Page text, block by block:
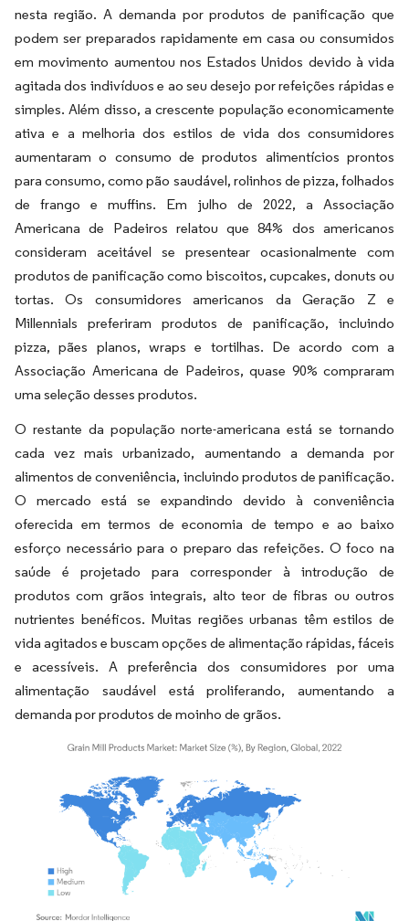
nesta região. A demanda por produtos de panificação que
podem ser preparados rapidamente em casa ou consumidos
em movimento aumentou nos Estados Unidos devido à vida
agitada dos indivíduos e ao seu desejo por refeições rápidas e
simples. Além disso, a crescente população economicamente
ativa e a melhoria dos estilos de vida dos consumidores
aumentaram o consumo de produtos alimentícios prontos
para consumo, como pão saudável, rolinhos de pizza, folhados
de frango e muffins. Em julho de 2022, a Associação
Americana de Padeiros relatou que 84% dos americanos
consideram aceitável se presentear ocasionalmente com
produtos de panificação como biscoitos, cupcakes, donuts ou
tortas. Os consumidores americanos da Geração Z e
Millennials preferiram produtos de panificação, incluindo
pizza, pães planos, wraps e tortilhas. De acordo com a
Associação Americana de Padeiros, quase 90% compraram
uma seleção desses produtos.
O restante da população norte-americana está se tornando
cada vez mais urbanizado, aumentando a demanda por
alimentos de conveniência, incluindo produtos de panificação.
O mercado está se expandindo devido à conveniência
oferecida em termos de economia de tempo e ao baixo
esforço necessário para o preparo das refeições. O foco na
saúde é projetado para corresponder à introdução de
produtos com grãos integrais, alto teor de fibras ou outros
nutrientes benéficos. Muitas regiões urbanas têm estilos de
vida agitados e buscam opções de alimentação rápidas, fáceis
e acessíveis. A preferência dos consumidores por uma
alimentação saudável está proliferando, aumentando a
demanda por produtos de moinho de grãos.